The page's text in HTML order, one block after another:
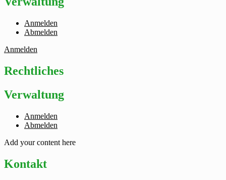
Anmelden
Abmelden
Anmelden
Rechtliches
Verwaltung
Anmelden
Abmelden
Add your content here
Kontakt